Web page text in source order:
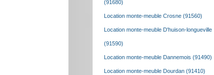
(91680)
Location monte-meuble Crosne (91560)
Location monte-meuble D'huison-longueville
(91590)
Location monte-meuble Dannemois (91490)
Location monte-meuble Dourdan (91410)